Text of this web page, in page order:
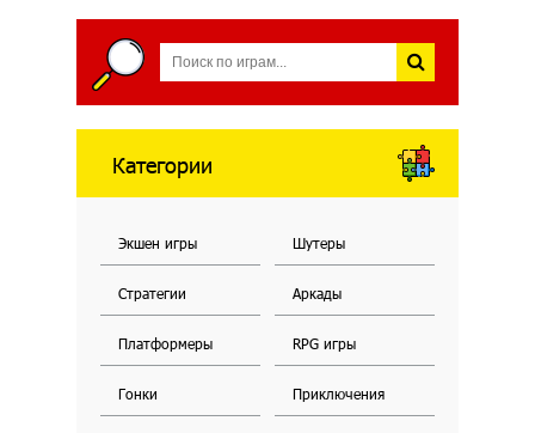
Категории
Экшен игры Шутеры
Стратегии Аркады
Платформеры RPG игры
Гонки Приключения